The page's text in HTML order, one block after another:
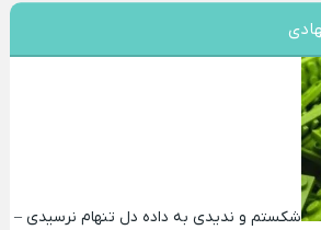
شکستم و ندیدی به داده دل تنهام نرسیدی –